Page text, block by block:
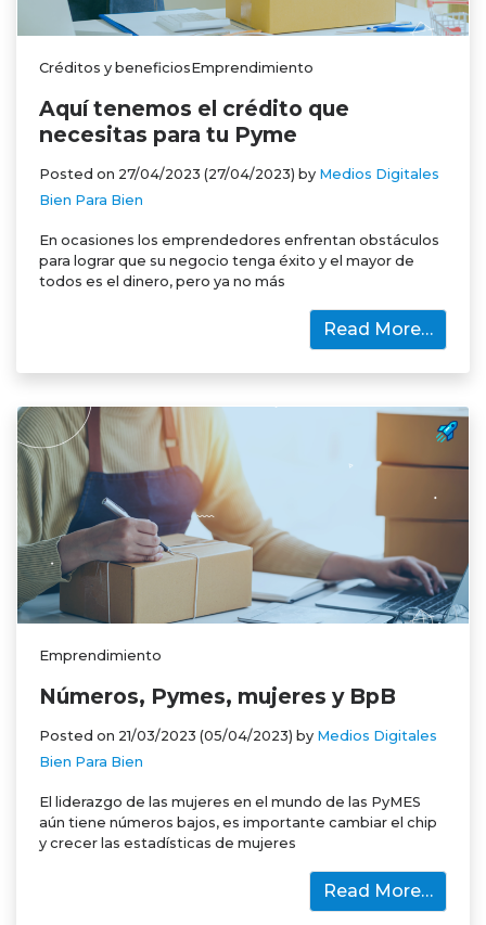
Créditos y beneficiosEmprendimiento
Aquí tenemos el crédito que
necesitas para tu Pyme
Posted on 27/04/2023 (27/04/2023) by Medios Digitales
Bien Para Bien
En ocasiones los emprendedores enfrentan obstáculos
para lograr que su negocio tenga éxito y el mayor de
todos es el dinero, pero ya no más
Read More…
Emprendimiento
Números, Pymes, mujeres y BpB
Posted on 21/03/2023 (05/04/2023) by Medios Digitales
Bien Para Bien
El liderazgo de las mujeres en el mundo de las PyMES
aún tiene números bajos, es importante cambiar el chip
y crecer las estadísticas de mujeres
Read More…